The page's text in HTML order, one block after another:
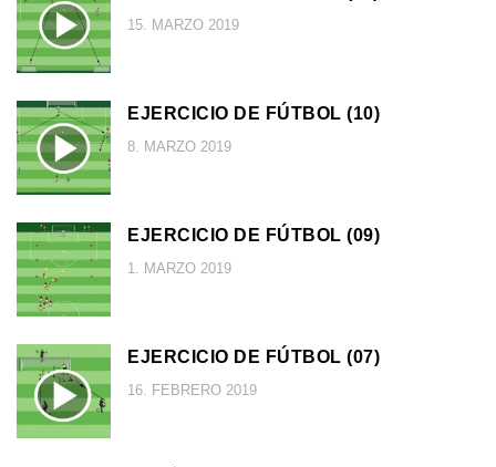
15. MARZO 2019
EJERCICIO DE FÚTBOL (10)
8. MARZO 2019
EJERCICIO DE FÚTBOL (09)
1. MARZO 2019
EJERCICIO DE FÚTBOL (07)
16. FEBRERO 2019